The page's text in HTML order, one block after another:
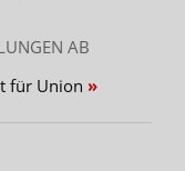
AB
für Union